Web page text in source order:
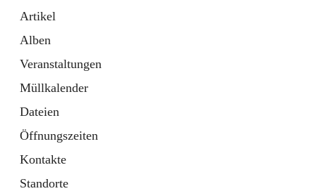
Artikel
Alben
Veranstaltungen
Müllkalender
Dateien
Öffnungszeiten
Kontakte
Standorte
Gemeindeservice